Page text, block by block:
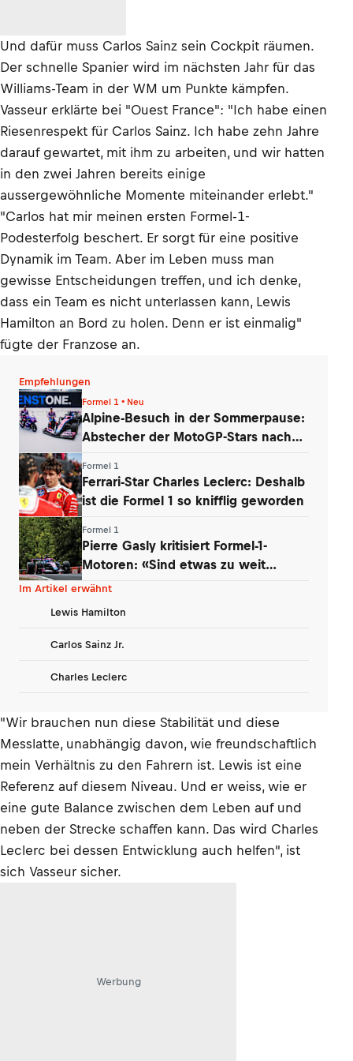
Und dafür muss Carlos Sainz sein Cockpit räumen.
Der schnelle Spanier wird im nächsten Jahr für das
Williams-Team in der WM um Punkte kämpfen.
Vasseur erklärte bei "Ouest France": "Ich habe einen
Riesenrespekt für Carlos Sainz. Ich habe zehn Jahre
darauf gewartet, mit ihm zu arbeiten, und wir hatten
in den zwei Jahren bereits einige
aussergewöhnliche Momente miteinander erlebt."
"Carlos hat mir meinen ersten Formel-1-
Podesterfolg beschert. Er sorgt für eine positive
Dynamik im Team. Aber im Leben muss man
gewisse Entscheidungen treffen, und ich denke,
dass ein Team es nicht unterlassen kann, Lewis
Hamilton an Bord zu holen. Denn er ist einmalig"
fügte der Franzose an.
Empfehlungen
Formel 1 • Neu
Alpine-Besuch in der Sommerpause:
Abstecher der MotoGP-Stars nach
Formel 1
Ferrari-Star Charles Leclerc: Deshalb
ist die Formel 1 so knifflig geworden
Formel 1
Pierre Gasly kritisiert Formel-1-
Motoren: «Sind etwas zu weit
gegangen»
Im Artikel erwähnt
Lewis Hamilton
Carlos Sainz Jr.
Charles Leclerc
"Wir brauchen nun diese Stabilität und diese
Messlatte, unabhängig davon, wie freundschaftlich
mein Verhältnis zu den Fahrern ist. Lewis ist eine
Referenz auf diesem Niveau. Und er weiss, wie er
eine gute Balance zwischen dem Leben auf und
neben der Strecke schaffen kann. Das wird Charles
Leclerc bei dessen Entwicklung auch helfen", ist
sich Vasseur sicher.
Werbung